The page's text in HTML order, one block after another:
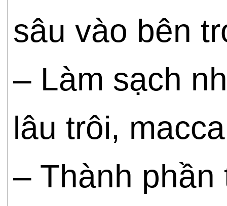
sâu vào bên
– Làm sạch
lâu trôi,
– Thành